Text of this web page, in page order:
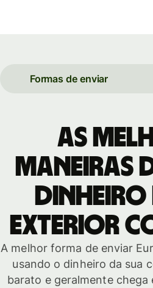
Formas de enviar
As
maneiras
exterior
A melhor forma de enviar
usando o dinheiro da sua
barato e geralmente chega